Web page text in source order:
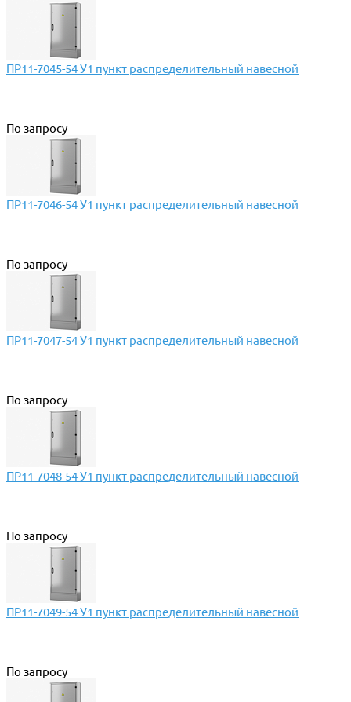
ПР11-7045-54 У1 пункт распределительный навесной
По запросу
ПР11-7046-54 У1 пункт распределительный навесной
По запросу
ПР11-7047-54 У1 пункт распределительный навесной
По запросу
ПР11-7048-54 У1 пункт распределительный навесной
По запросу
ПР11-7049-54 У1 пункт распределительный навесной
По запросу